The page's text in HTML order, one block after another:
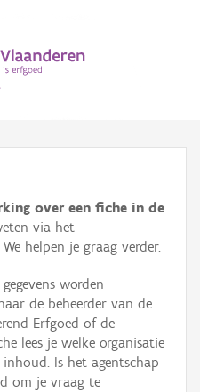
over een fiche in de
via het
helpen je graag verder.
worden
de beheerder van de
Erfgoed of de
lees je welke organisatie
Is het agentschap
om je vraag te